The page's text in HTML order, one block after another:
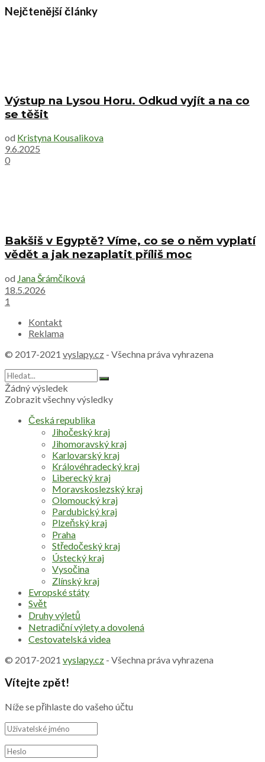
Nejčtenější články
Výstup na Lysou Horu. Odkud vyjít a na co
se těšit
od Kristyna Kousalikova
9.6.2025
0
Bakšiš v Egyptě? Víme, co se o něm vyplatí
vědět a jak nezaplatit příliš moc
od Jana Šrámčíková
18.5.2026
1
Kontakt
Reklama
© 2017-2021 vyslapy.cz - Všechna práva vyhrazena
Žádný výsledek
Zobrazit všechny výsledky
Česká republika
Jihočeský kraj
Jihomoravský kraj
Karlovarský kraj
Královéhradecký kraj
Liberecký kraj
Moravskoslezský kraj
Olomoucký kraj
Pardubický kraj
Plzeňský kraj
Praha
Středočeský kraj
Ústecký kraj
Vysočina
Zlínský kraj
Evropské státy
Svět
Druhy výletů
Netradiční výlety a dovolená
Cestovatelská videa
© 2017-2021 vyslapy.cz - Všechna práva vyhrazena
Vítejte zpět!
Níže se přihlaste do vašeho účtu